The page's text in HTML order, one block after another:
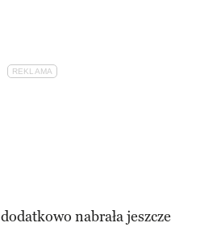
dodatkowo nabrała jeszcze